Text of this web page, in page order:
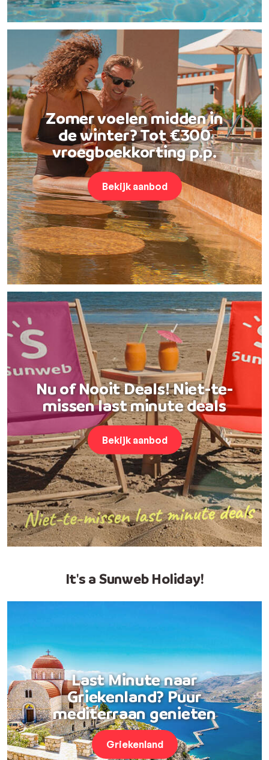
Zomer voelen midden in
de winter? Tot €300
vroegboekkorting p.p.
Bekijk aanbod
Nu of Nooit Deals! Niet-te-
missen last minute deals
Bekijk aanbod
It's a Sunweb Holiday!
Last Minute naar
Griekenland? Puur
mediterraan genieten
Griekenland